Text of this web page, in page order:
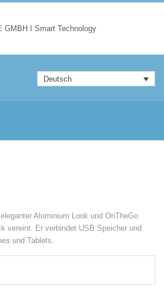
Deutsch
Aluminium Look und OnTheGo
vereint. Er verbindet USB Speicher und
und Tablets.